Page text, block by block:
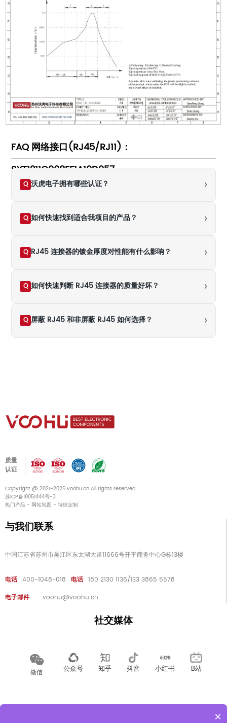
FAQ 网络接口(RJ45/RJ11)：
SYT1211Q008FF1A10D057
Q 沃虎电子拥有哪些认证？ ›
Q 如何快速找到适合我项目的产品？ ›
Q RJ45 连接器的镀金厚度对性能有什么影响？ ›
Q 如何快速判断 RJ45 连接器的质量好坏？ ›
Q 屏蔽 RJ45 和非屏蔽 RJ45 如何选择？ ›
质量
认证
Copyright @ 2021-2026 voohu.cn All rights reserved
苏ICP备18051444号-3
热门产品 - 网站地图 - 特殊定制
与我们联系
中国江苏省苏州市吴江区东太湖大道11666号开平商务中心G栋13楼
电话 400-1048-018 电话 180 2130 1136/133 3865 5578
电子邮件
voohu@voohu.cn
社交媒体
微信 公众号 知乎 抖音 小红书 B站
×